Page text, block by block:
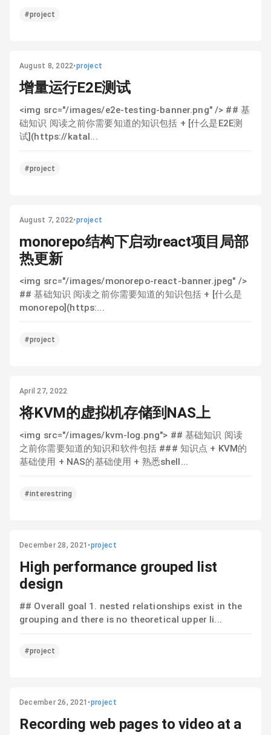
#project
August 8, 2022•project
增量运行E2E测试
<img src="/images/e2e-testing-banner.png" /> ## 基
础知识 阅读之前你需要知道的知识包括 + [什么是E2E测
试](https://katal...
#project
August 7, 2022•project
monorepo结构下启动react项目局部
热更新
<img src="/images/monorepo-react-banner.jpeg" />
## 基础知识 阅读之前你需要知道的知识包括 + [什么是
monorepo](https:...
#project
April 27, 2022
将KVM的虚拟机存储到NAS上
<img src="/images/kvm-log.png"> ## 基础知识 阅读
之前你需要知道的知识和软件包括 ### 知识点 + KVM的
基础使用 + NAS的基础使用 + 熟悉shell...
#interestring
December 28, 2021 •project
High performance grouped list
design
## Overall goal 1. nested relationships exist in the
grouping and there is no theoretical upper li...
#project
December 26, 2021 •project
Recording web pages to video at a